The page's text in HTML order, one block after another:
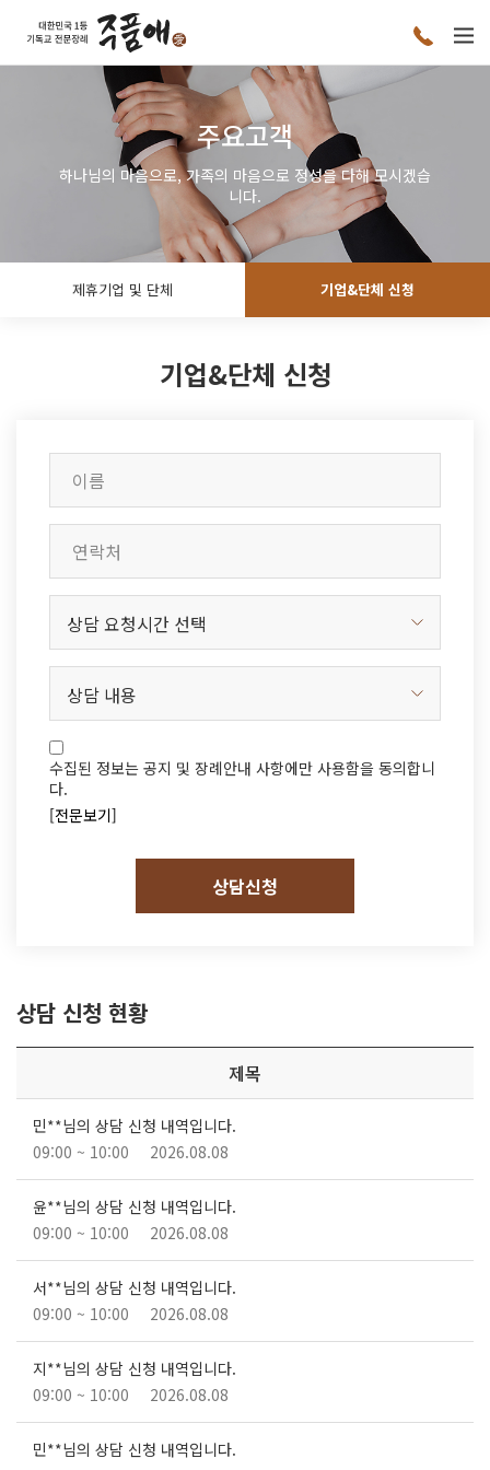
주요고객
하나님의 마음으로, 가족의 마음으로 정성을 다해 모시겠습
니다.
제휴기업 및 단체 기업&단체 신청
기업&단체 신청
수집된 정보는 공지 및 장례안내 사항에만 사용함을 동의합니
다.
[전문보기]
상담신청
상담 신청 현황
제목
민**님의 상담 신청 내역입니다.
09:00 ~ 10:00
2026.08.08
윤**님의 상담 신청 내역입니다.
09:00 ~ 10:00
2026.08.08
서**님의 상담 신청 내역입니다.
09:00 ~ 10:00
2026.08.08
지**님의 상담 신청 내역입니다.
09:00 ~ 10:00
2026.08.08
민**님의 상담 신청 내역입니다.